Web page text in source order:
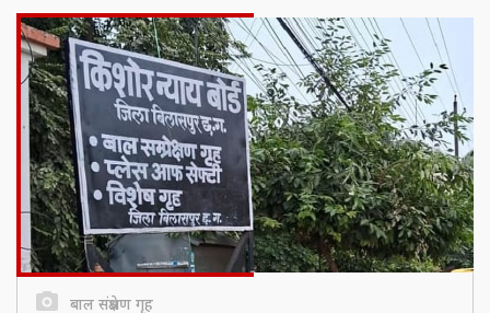
बाल संप्रेक्षण गृह